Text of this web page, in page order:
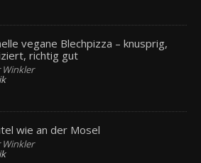
vegane Blechpizza – knusprig,
richtig gut
Winkler
wie an der Mosel
Winkler